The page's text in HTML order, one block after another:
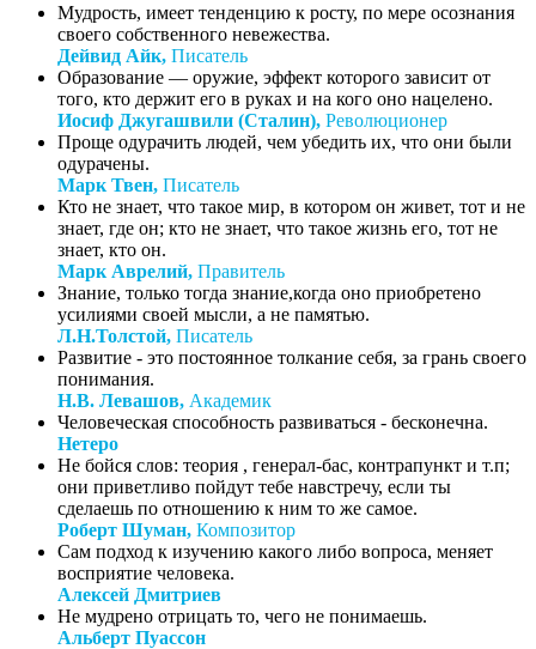
Мудрость, имеет тенденцию к росту, по мере осознания
своего собственного невежества.
Дейвид Айк, Писатель
Образование — оружие, эффект которого зависит от
того, кто держит его в руках и на кого оно нацелено.
Иосиф Джугашвили (Сталин), Революционер
Проще одурачить людей, чем убедить их, что они были
одурачены.
Марк Твен, Писатель
Кто не знает, что такое мир, в котором он живет, тот и не
знает, где он; кто не знает, что такое жизнь его, тот не
знает, кто он.
Марк Аврелий, Правитель
Знание, только тогда знание,когда оно приобретено
усилиями своей мысли, а не памятью.
Л.Н.Толстой, Писатель
Развитие - это постоянное толкание себя, за грань своего
понимания.
Н.В. Левашов, Академик
Человеческая способность развиваться - бесконечна.
Нетеро
Не бойся слов: теория , генерал-бас, контрапункт и т.п;
они приветливо пойдут тебе навстречу, если ты
сделаешь по отношению к ним то же самое.
Роберт Шуман, Композитор
Сам подход к изучению какого либо вопроса, меняет
восприятие человека.
Алексей Дмитриев
Не мудрено отрицать то, чего не понимаешь.
Альберт Пуассон